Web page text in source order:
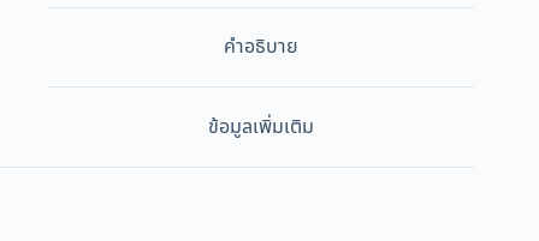
คำอธิบาย
ข้อมูลเพิ่มเติม